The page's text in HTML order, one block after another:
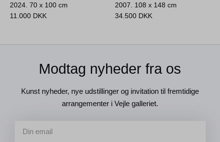
2024.70 x 100 cm
11.000 DKK
2007. 108 x 148 cm
34.500 DKK
Modtag nyheder fra os
Kunst nyheder, nye udstillinger og invitation til fremtidige
arrangementer i Vejle galleriet.